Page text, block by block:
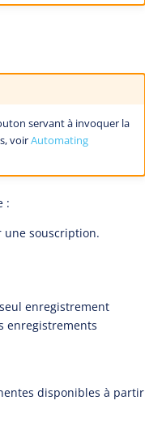
servant à invoquer la
voirAutomating
:
une souscription.
enregistrement
enregistrements
disponibles à partir